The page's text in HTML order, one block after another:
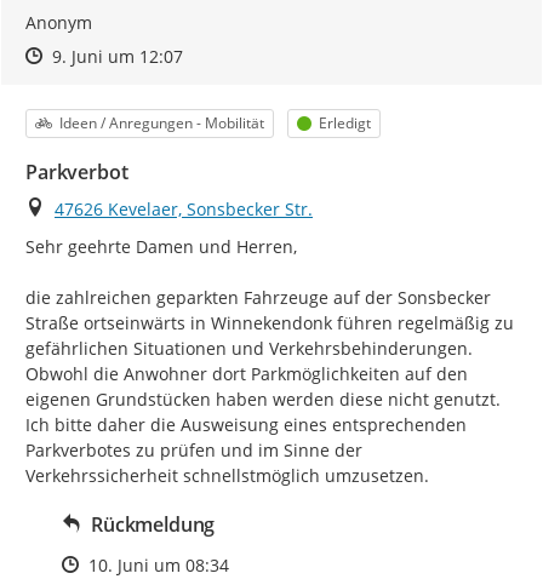
Anonym
Zeitpunkt des Erstellens
Zeitpunkt des Erstellens
9. Juni um 12:07Zur Äußerung
Kategorie
Ideen / Anregungen - Mobilität Status
Erledigt
Parkverbot
Ort
47626 Kevelaer, Sonsbecker Str.
Sehr geehrte Damen und Herren,
die zahlreichen geparkten Fahrzeuge auf der Sonsbecker
Straße ortseinwärts in Winnekendonk führen regelmäßig zu
gefährlichen Situationen und Verkehrsbehinderungen.
Obwohl die Anwohner dort Parkmöglichkeiten auf den
eigenen Grundstücken haben werden diese nicht genutzt.
Ich bitte daher die Ausweisung eines entsprechenden
Parkverbotes zu prüfen und im Sinne der
Verkehrssicherheit schnellstmöglich umzusetzen.
Rückmeldung
Zeitpunkt des Erstellens
10. Juni um 08:34